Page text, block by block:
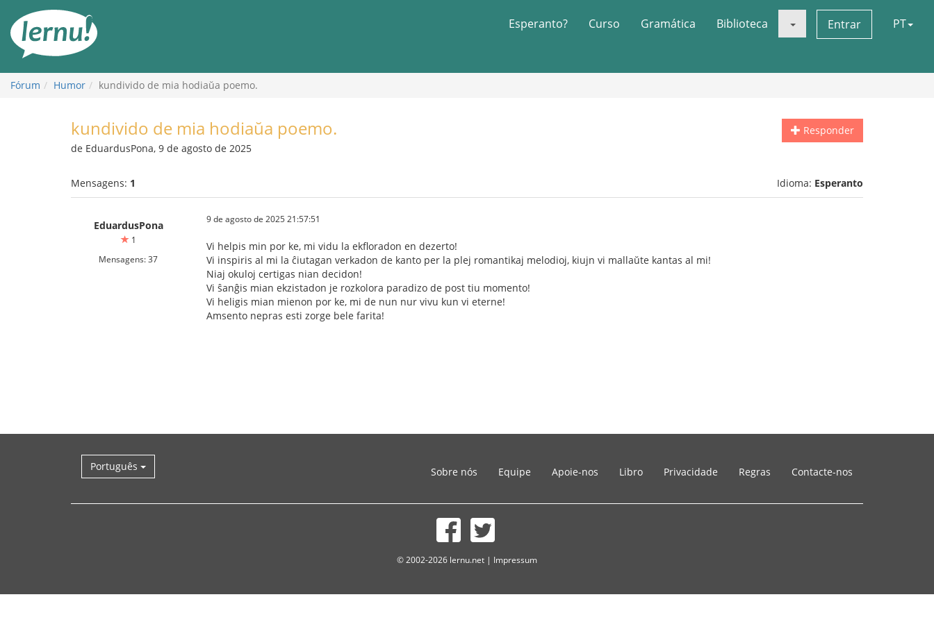
conteúdo
Esperanto? Curso Gramática Biblioteca Entrar PT
Fórum Humor kundivido de mia hodiaŭa poemo.
Responder
kundivido de mia hodiaŭa poemo.
de EduardusPona, 9 de agosto de 2025
Mensagens: 1 Idioma: Esperanto
EduardusPona
1
Mensagens: 37
9 de agosto de 2025 21:57:51
Vi helpis min por ke, mi vidu la ekfloradon en dezerto!
Vi inspiris al mi la ĉiutagan verkadon de kanto per la plej romantikaj melodioj, kiujn vi mallaŭte kantas al mi!
Niaj okuloj certigas nian decidon!
Vi ŝanĝis mian ekzistadon je rozkolora paradizo de post tiu momento!
Vi heligis mian mienon por ke, mi de nun nur vivu kun vi eterne!
Amsento nepras esti zorge bele farita!
Português Sobre nós Equipe Apoie-nos Libro Privacidade Regras Contacte-nos
© 2002-2026 lernu.net | Impressum